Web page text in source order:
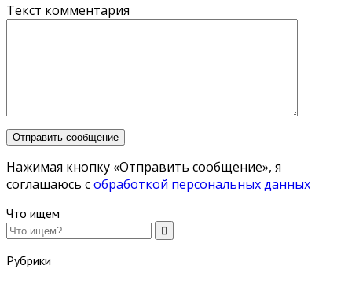
Текст комментария
Нажимая кнопку «Отправить сообщение», я
соглашаюсь собработкой персональных данных
Что ищем
Рубрики